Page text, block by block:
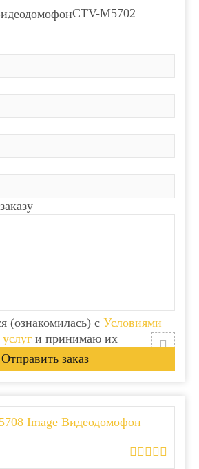
CTV-M5702
(ознакомилась) с Условиями
и принимаю их